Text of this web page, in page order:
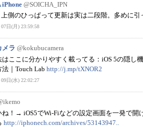
iPhone@SOICHA_IPN
上側のひっぱって更新は実は二段階。多めに
日(月) 23:59:58
メラ @kokubucamera
はここに分かりやすく載ってる：iOS 5の隠し
｜Touch Lab http://j.mp/tXNOR2
日(水) 22:02:27
ね！→ iOS5でWi-Fiなどの設定画面を一発で開
http://iphonech.com/archives/53143947..